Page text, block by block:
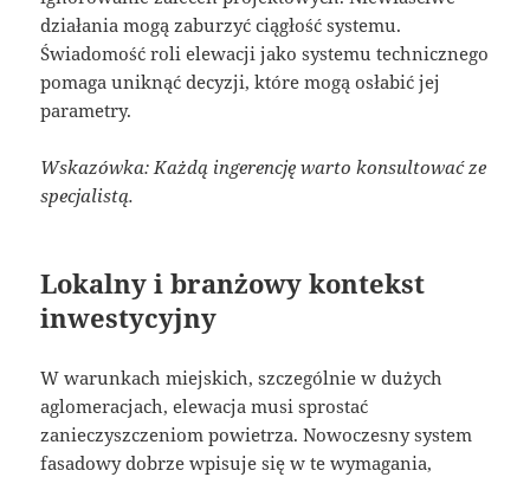
działania mogą zaburzyć ciągłość systemu.
Świadomość roli elewacji jako systemu technicznego
pomaga uniknąć decyzji, które mogą osłabić jej
parametry.
Wskazówka: Każdą ingerencję warto konsultować ze
specjalistą.
Lokalny i branżowy kontekst
inwestycyjny
W warunkach miejskich, szczególnie w dużych
aglomeracjach, elewacja musi sprostać
zanieczyszczeniom powietrza. Nowoczesny system
fasadowy dobrze wpisuje się w te wymagania,